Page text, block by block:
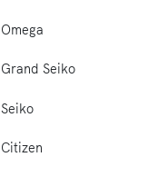
Omega
Grand Seiko
Seiko
Citizen